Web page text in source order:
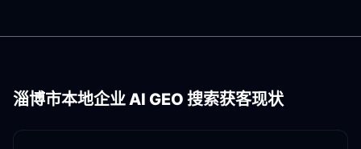
淄博市本地企业 AI GEO 搜索获客现状